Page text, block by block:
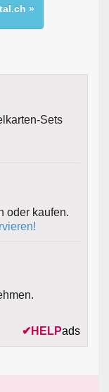
»
Sets
oder kaufen.
✔ HELPads